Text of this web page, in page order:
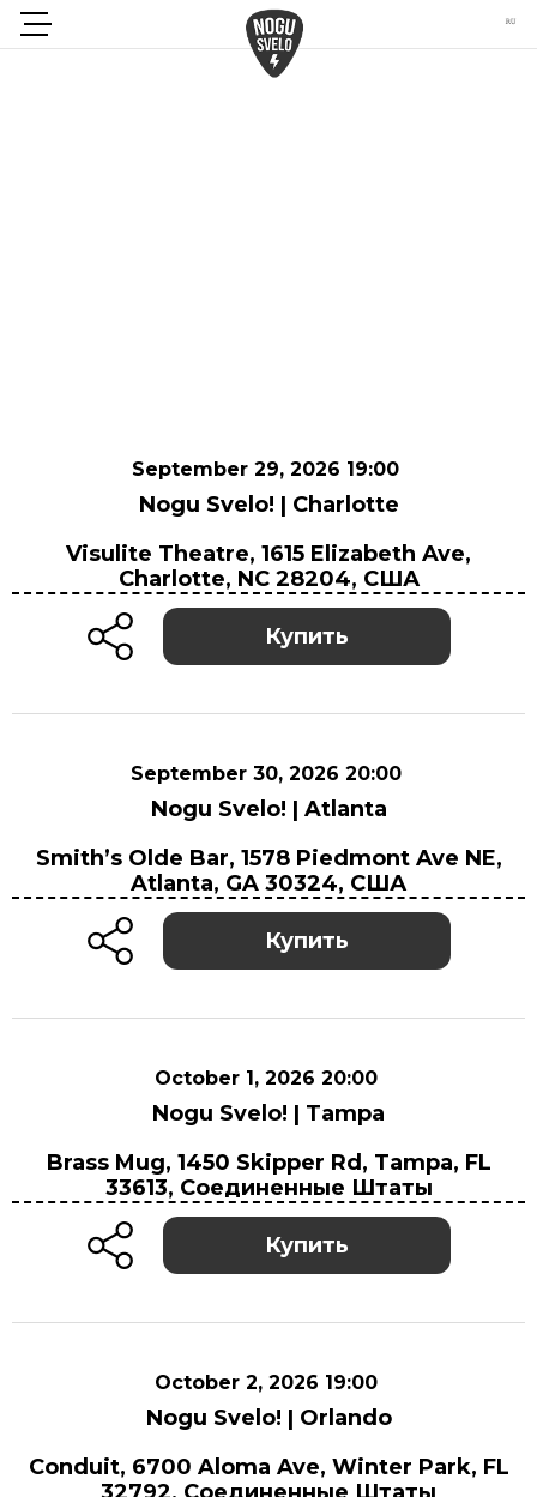
September 29, 2026 19:00
Nogu Svelo! | Charlotte
Visulite Theatre, 1615 Elizabeth Ave, Charlotte,
NC 28204, США
Visulite Theatre, 1615 Elizabeth Ave,
Charlotte, NC 28204, США
Купить
September 30, 2026 20:00
Nogu Svelo! | Atlanta
Smith’s Olde Bar, 1578 Piedmont Ave NE,
Atlanta, GA 30324, США
Smith’s Olde Bar, 1578 Piedmont Ave NE,
Atlanta, GA 30324, США
Купить
October 1, 2026 20:00
Nogu Svelo! | Tampa
Brass Mug, 1450 Skipper Rd, Tampa, FL 33613,
Соединенные Штаты
Brass Mug, 1450 Skipper Rd, Tampa, FL
33613, Соединенные Штаты
Купить
October 2, 2026 19:00
Nogu Svelo! | Orlando
Conduit, 6700 Aloma Ave, Winter Park, FL
Conduit, 6700 Aloma Ave, Winter Park, FL